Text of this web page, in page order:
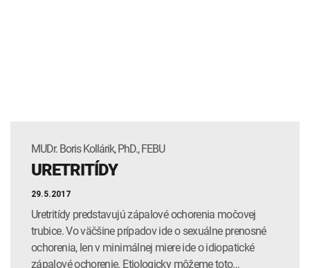
MUDr. Boris Kollárik, PhD., FEBU
URETRITÍDY
29.5.2017
Uretritídy predstavujú zápalové ochorenia močovej
trubice. Vo väčšine prípadov ide o sexuálne prenosné
ochorenia, len v minimálnej miere ide o idiopatické
zápalové ochorenie. Etiologicky môžeme toto…